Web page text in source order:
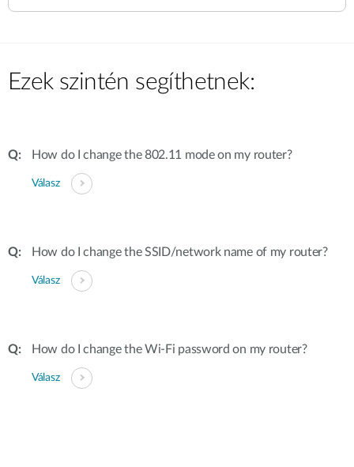
Ezek szintén segíthetnek:
How do I change the 802.11 mode on my router?
Válasz
How do I change the SSID/network name of my router?
Válasz
How do I change the Wi-Fi password on my router?
Válasz